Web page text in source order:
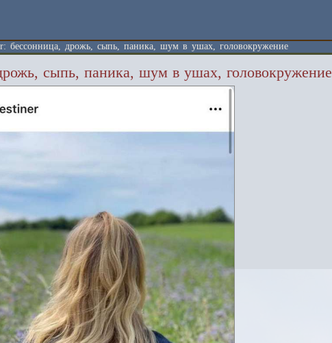
бессонница, дрожь, сыпь, паника, шум в ушах, головокружение
сыпь, паника, шум в ушах, головокружение